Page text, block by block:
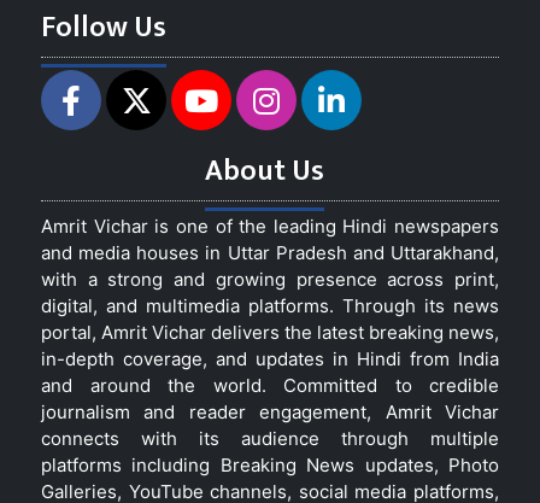
Follow Us
About Us
Amrit Vichar is one of the leading Hindi newspapers
and media houses in Uttar Pradesh and Uttarakhand,
with a strong and growing presence across print,
digital, and multimedia platforms. Through its news
portal, Amrit Vichar delivers the latest breaking news,
in-depth coverage, and updates in Hindi from India
and around the world. Committed to credible
journalism and reader engagement, Amrit Vichar
connects with its audience through multiple
platforms including Breaking News updates, Photo
Galleries, YouTube channels, social media platforms,